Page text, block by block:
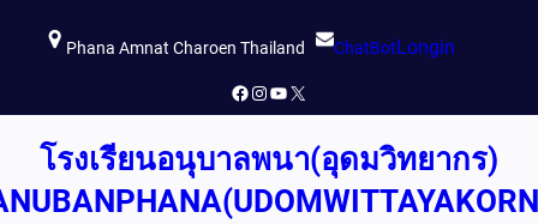
เนื้อหา
Phana Amnat Charoen Thailand ChatBotLongin
Facebook
Instagram
YouTube
X
โรงเรียนอนุบาลพนา(อุดมวิทยากร)